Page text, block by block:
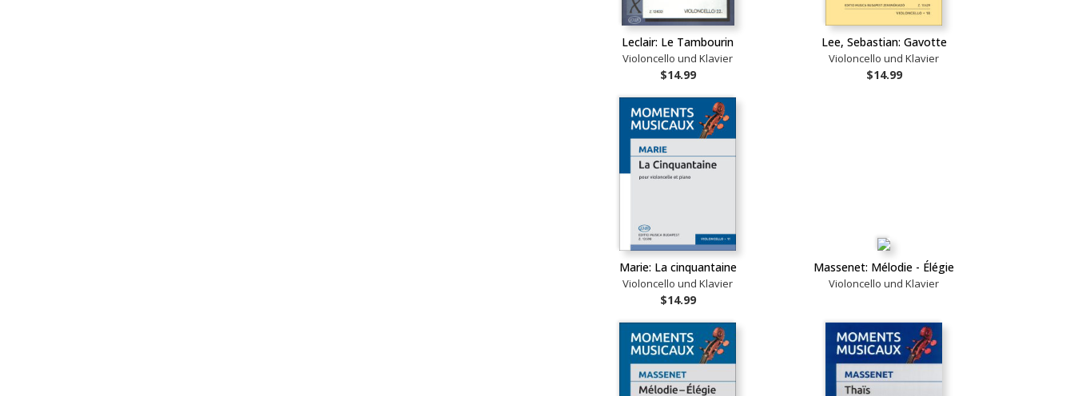
Leclair: Le Tambourin
Violoncello und Klavier
$14.99
Lee, Sebastian: Gavotte
Violoncello und Klavier
$14.99
Marie: La cinquantaine
Violoncello und Klavier
$14.99
Massenet: Mélodie - Élégie
Violoncello und Klavier